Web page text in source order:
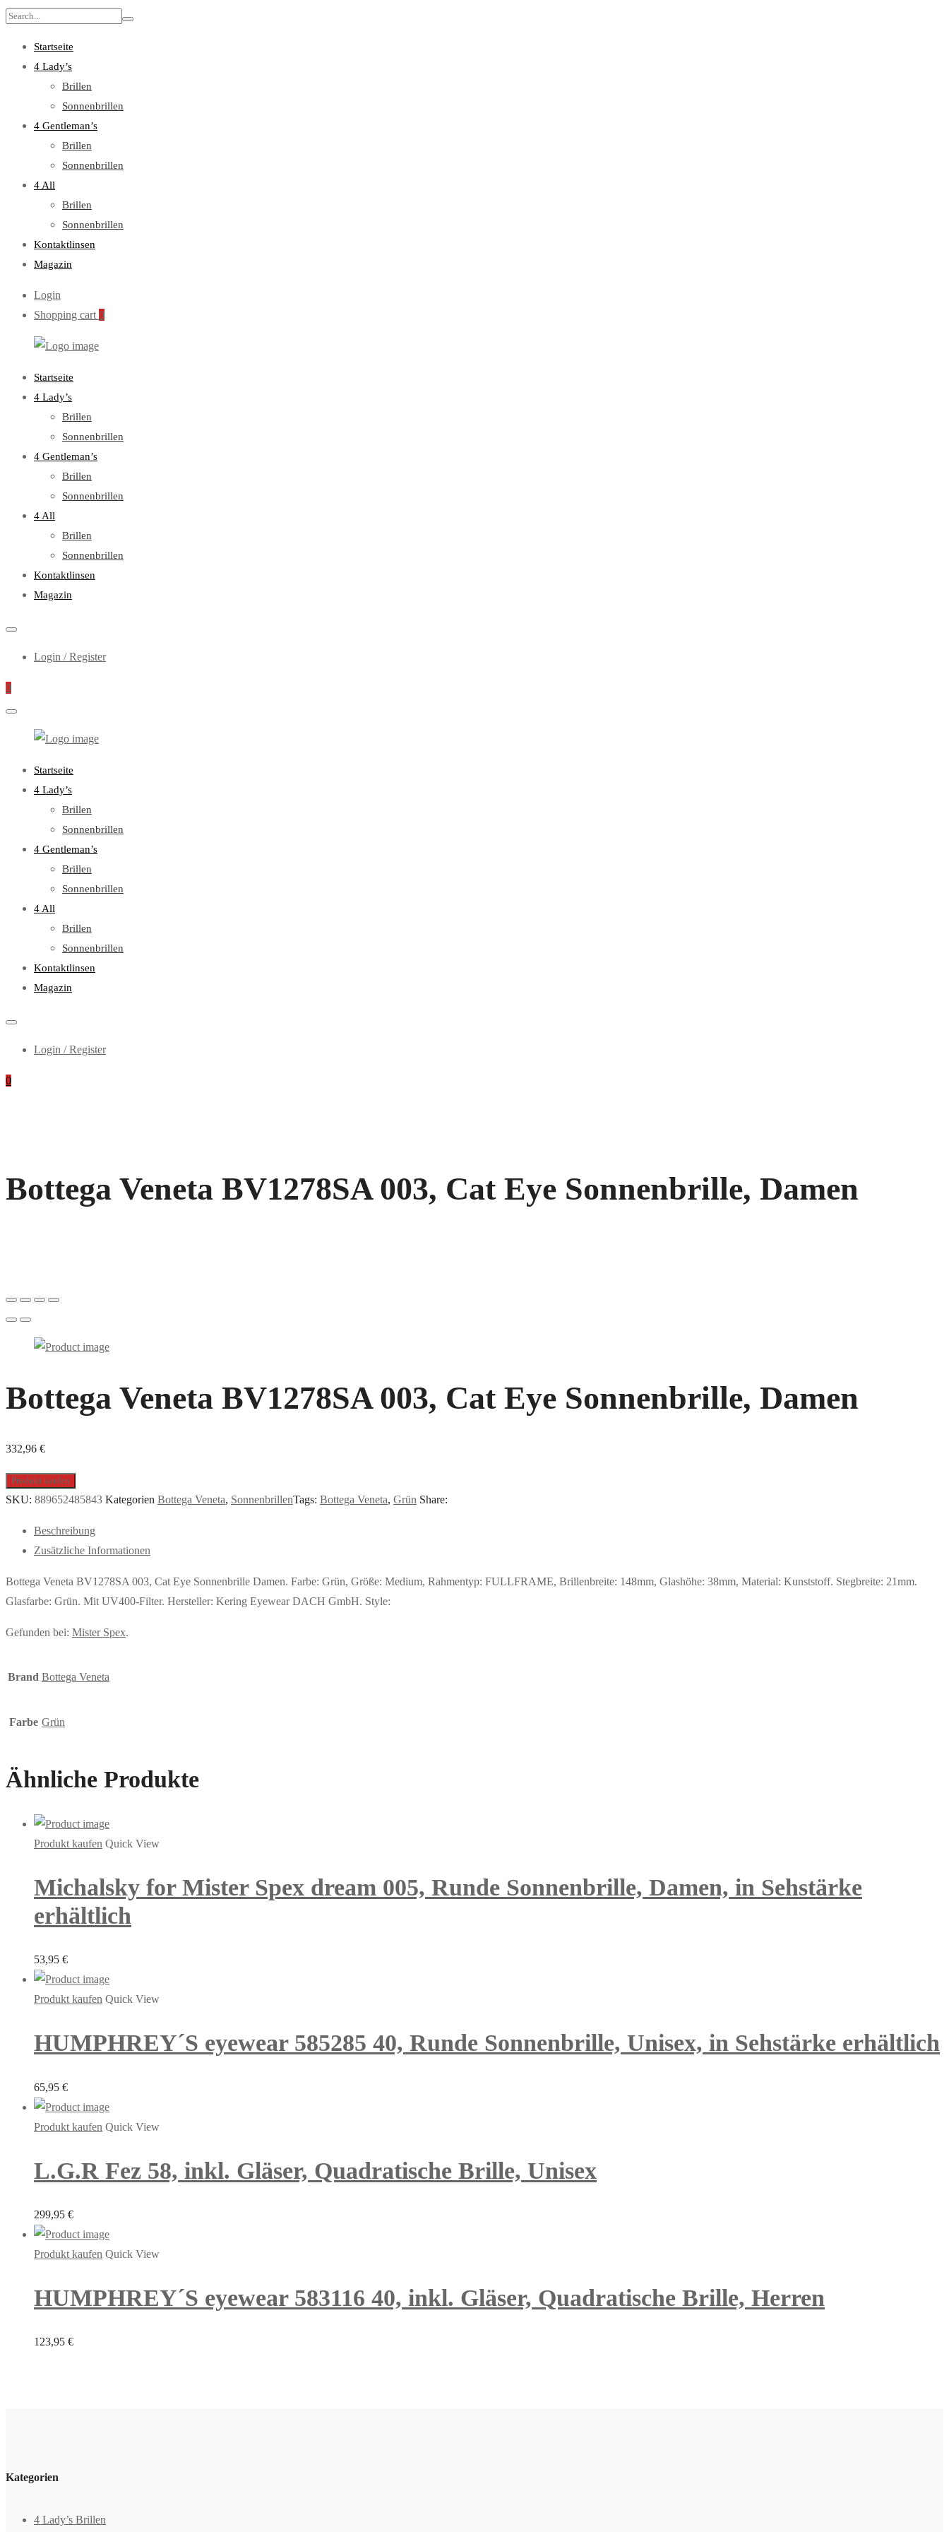
Search
Startseite
4 Lady’s
Brillen
Sonnenbrillen
4 Gentleman’s
Brillen
Sonnenbrillen
4 All
Brillen
Sonnenbrillen
Kontaktlinsen
Magazin
Login
Shopping cart 0
Primary
Menu
Startseite
4 Lady’s
Brillen
Sonnenbrillen
4 Gentleman’s
Brillen
Sonnenbrillen
4 All
Brillen
Sonnenbrillen
Kontaktlinsen
Magazin
Login / Register
0
Primary
Menu
Startseite
4 Lady’s
Brillen
Sonnenbrillen
4 Gentleman’s
Brillen
Sonnenbrillen
4 All
Brillen
Sonnenbrillen
Kontaktlinsen
Magazin
Login / Register
0
Bottega Veneta BV1278SA 003, Cat Eye Sonnenbrille, Damen
Bottega Veneta BV1278SA 003, Cat Eye Sonnenbrille, Damen
332,96 €
Produkt kaufen
SKU: 889652485843 Kategorien Bottega Veneta, SonnenbrillenTags: Bottega Veneta, Grün Share:
Beschreibung
Zusätzliche Informationen
Bottega Veneta BV1278SA 003, Cat Eye Sonnenbrille Damen. Farbe: Grün, Größe: Medium, Rahmentyp: FULLFRAME, Brillenbreite: 148mm, Glashöhe: 38mm, Material: Kunststoff. Stegbreite: 21mm.
Glasfarbe: Grün. Mit UV400-Filter. Hersteller: Kering Eyewear DACH GmbH. Style:
Gefunden bei: Mister Spex.
Brand Bottega Veneta
Farbe Grün
Ähnliche Produkte
Produkt kaufen Quick View
Michalsky for Mister Spex dream 005, Runde Sonnenbrille, Damen, in Sehstärke
erhältlich
53,95 €
Produkt kaufen Quick View
HUMPHREY´S eyewear 585285 40, Runde Sonnenbrille, Unisex, in Sehstärke erhältlich
65,95 €
Produkt kaufen Quick View
L.G.R Fez 58, inkl. Gläser, Quadratische Brille, Unisex
299,95 €
Produkt kaufen Quick View
HUMPHREY´S eyewear 583116 40, inkl. Gläser, Quadratische Brille, Herren
123,95 €
Kategorien
4 Lady’s Brillen